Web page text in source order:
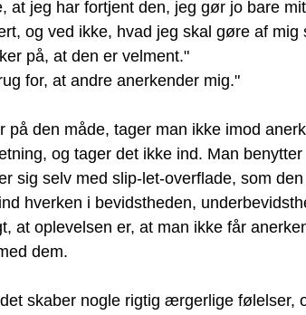
at jeg har fortjent den, jeg gør jo bare
og ved ikke, hvad jeg skal gøre af mig
på, at den er velment."
brug for, at andre anerkender mig."
på den måde, tager man ikke imod
og tager det ikke ind. Man
sig selv med slip-let-overflade, som
hverken i bevidstheden,
at oplevelsen er, at man ikke får
dem.
skaber nogle rigtig ærgerlige følelser,